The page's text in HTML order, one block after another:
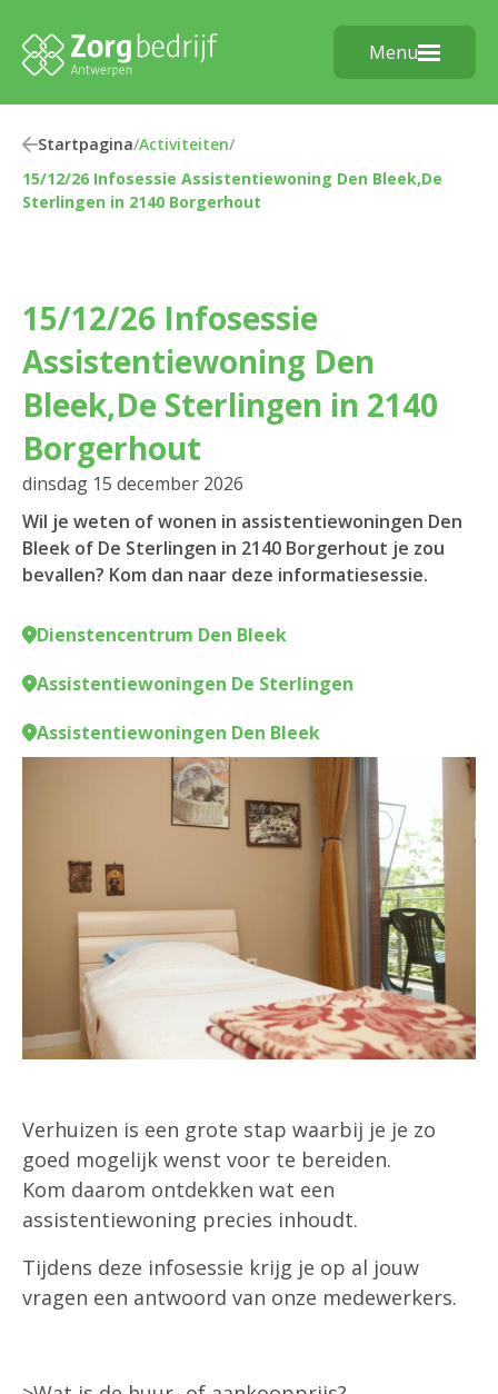
Menu
Startpagina/Activiteiten/
15/12/26 Infosessie Assistentiewoning Den Bleek,De
Sterlingen in 2140 Borgerhout
15/12/26 Infosessie
Assistentiewoning Den
Bleek,De Sterlingen in 2140
Borgerhout
dinsdag 15 december 2026
Wil je weten of wonen in assistentiewoningen Den
Bleek of De Sterlingen in 2140 Borgerhout je zou
bevallen? Kom dan naar deze informatiesessie.
Dienstencentrum Den Bleek
Assistentiewoningen De Sterlingen
Assistentiewoningen Den Bleek
Verhuizen is een grote stap waarbij je je zo
goed mogelijk wenst voor te bereiden.
Kom daarom ontdekken wat een
assistentiewoning precies inhoudt.
Tijdens deze infosessie krijg je op al jouw
vragen een antwoord van onze medewerkers.